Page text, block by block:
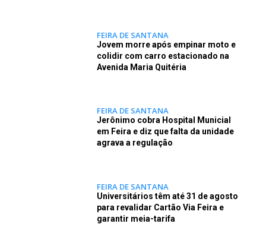
FEIRA DE SANTANA
Jovem morre após empinar moto e
colidir com carro estacionado na
Avenida Maria Quitéria
FEIRA DE SANTANA
Jerônimo cobra Hospital Municial
em Feira e diz que falta da unidade
agrava a regulação
FEIRA DE SANTANA
Universitários têm até 31 de agosto
para revalidar Cartão Via Feira e
garantir meia-tarifa